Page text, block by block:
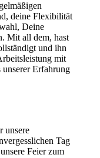
deine Flexibilität
Deine
Mit all dem, hast
und ihn
mit
Erfahrung
unsere
Tag
Feier zum